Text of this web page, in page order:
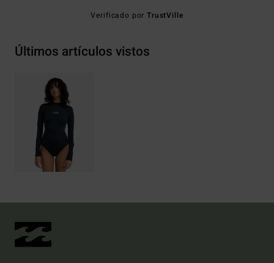
Verificado porTrustVille
Últimos artículos vistos